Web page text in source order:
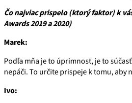
Čo najviac prispelo (ktorý faktor) k
Awards 2019 a 2020)
Marek:
Podľa mňa je to úprimnosť, je to
nepáči. To určite prispeje k tomu, aby
Ivo: